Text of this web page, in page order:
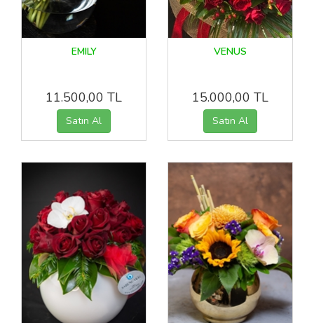
EMILY
11.500,00 TL
VENUS
15.000,00 TL